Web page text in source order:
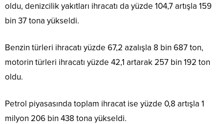
oldu, denizcilik yakıtları ihracatı da yüzde 104,7 artışla 159
bin 37 tona yükseldi.
Benzin türleri ihracatı yüzde 67,2 azalışla 8 bin 687 ton,
motorin türleri ihracatı yüzde 42,1 artarak 257 bin 192 ton
oldu.
Petrol piyasasında toplam ihracat ise yüzde 0,8 artışla 1
milyon 206 bin 438 tona yükseldi.